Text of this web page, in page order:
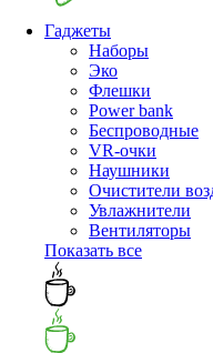
Гаджеты
Наборы
Эко
Флешки
Power bank
Беспроводные
VR-очки
Наушники
Очистители
Увлажнители
Вентиляторы
Показать все